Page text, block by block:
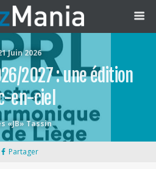
Juin 2026
2027 : une édition
en-ciel
«JB» Tassin
Partager